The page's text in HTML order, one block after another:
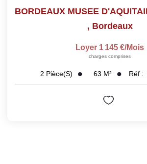
, Bordeaux
Loyer 1 145 €/mois
charges comprises
2 Pièce(s) 63 M² Réf :